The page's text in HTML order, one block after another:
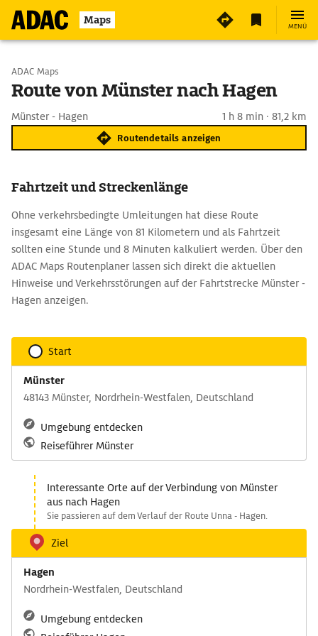
Maps MENÜ
Start wählen
ADAC Maps
Route von Münster nach Hagen
Münster - Hagen 1 h 8 min · 81,2 km
Routendetails anzeigen
Fahrtzeit und Streckenlänge
Ohne verkehrsbedingte Umleitungen hat diese Route
insgesamt eine Länge von 81 Kilometern und als Fahrtzeit
sollten eine Stunde und 8 Minuten kalkuliert werden. Über den
ADAC Maps Routenplaner lassen sich direkt die aktuellen
Hinweise und Verkehrsstörungen auf der Fahrtstrecke Münster -
Hagen anzeigen.
Start
Münster
48143 Münster, Nordrhein-Westfalen, Deutschland
Umgebung entdecken
Reiseführer Münster
Interessante Orte auf der Verbindung von Münster
aus nach Hagen
Sie passieren auf dem Verlauf der Route Unna - Hagen.
Ziel
Hagen
Nordrhein-Westfalen, Deutschland
Umgebung entdecken